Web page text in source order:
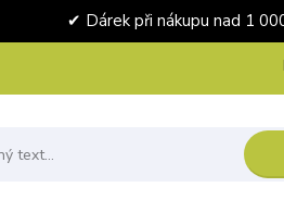
Kč ✔ Dárek při nákupu nad 1